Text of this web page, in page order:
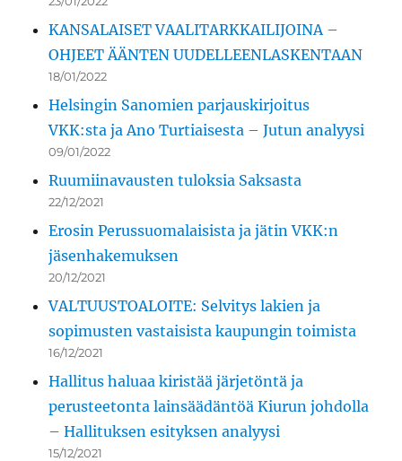
KANSALAISET VAALITARKKAILIJOINA –
OHJEET ÄÄNTEN UUDELLEENLASKENTAAN
18/01/2022
Helsingin Sanomien parjauskirjoitus
VKK:sta ja Ano Turtiaisesta – Jutun analyysi
09/01/2022
Ruumiinavausten tuloksia Saksasta
22/12/2021
Erosin Perussuomalaisista ja jätin VKK:n
jäsenhakemuksen
20/12/2021
VALTUUSTOALOITE: Selvitys lakien ja
sopimusten vastaisista kaupungin toimista
16/12/2021
Hallitus haluaa kiristää järjetöntä ja
perusteetonta lainsäädäntöä Kiurun johdolla
– Hallituksen esityksen analyysi
15/12/2021